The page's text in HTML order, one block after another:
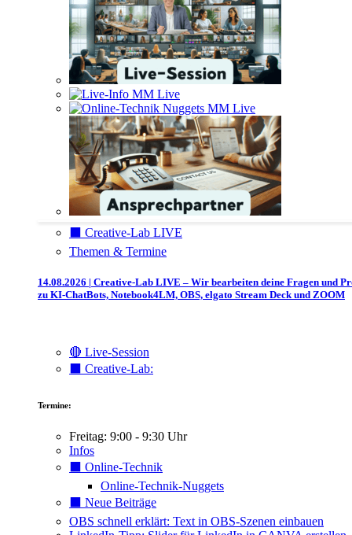
⬛️ Creative-Lab LIVE
Themen & Termine
14.08.2026 | Creative-Lab LIVE – Wir bearbeiten deine Fragen und
zu KI-ChatBots, Notebook4LM, OBS, elgato Stream Deck und ZOOM
🔴 Live-Session
⬛️ Creative-Lab:
Termine:
Freitag: 9:00 - 9:30 Uhr
Infos
⬛️ Online-Technik
Online-Technik-Nuggets
⬛️ Neue Beiträge
OBS schnell erklärt: Text in OBS-Szenen einbauen